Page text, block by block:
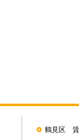
鶴見区